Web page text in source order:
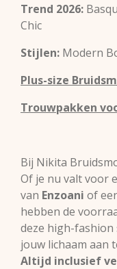
Trend 2026:
Chic
Stijlen: Modern
Plus-size
Trouwpakken
Bij Nikita
Of je nu valt voor
van Enzoani of
hebben de
deze high-
jouw lichaam aan
Altijd inclusief